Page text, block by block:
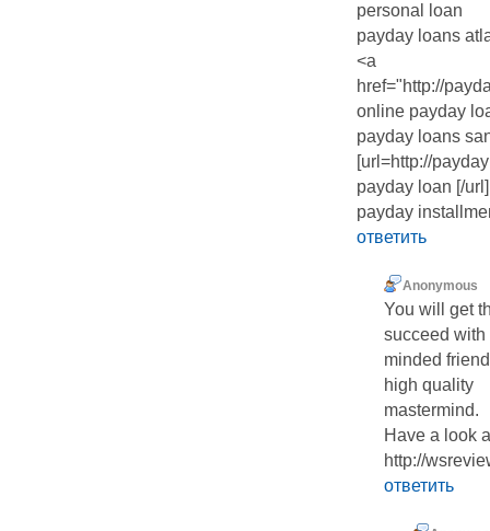
personal loan
payday loans
<a
href="http://
online payday
payday loans
[url=http://
payday loan [/url]
payday
ответить
Anonymous
You will get
succeed with
minded
high quality
mastermind.
Have a look
http://
ответить